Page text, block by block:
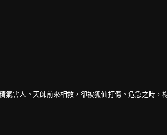
害人。天師前來相救，卻被狐仙打傷。危急之時，